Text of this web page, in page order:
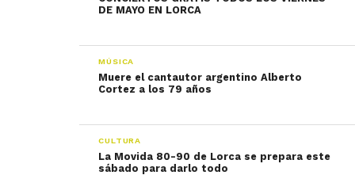
DE MAYO EN LORCA
MÚSICA
Muere el cantautor argentino Alberto
Cortez a los 79 años
CULTURA
La Movida 80-90 de Lorca se prepara este
sábado para darlo todo